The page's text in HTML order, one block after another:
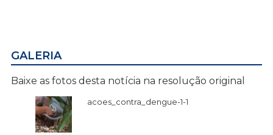
GALERIA
Baixe as fotos desta notícia na resolução original
acoes_contra_dengue-1-1